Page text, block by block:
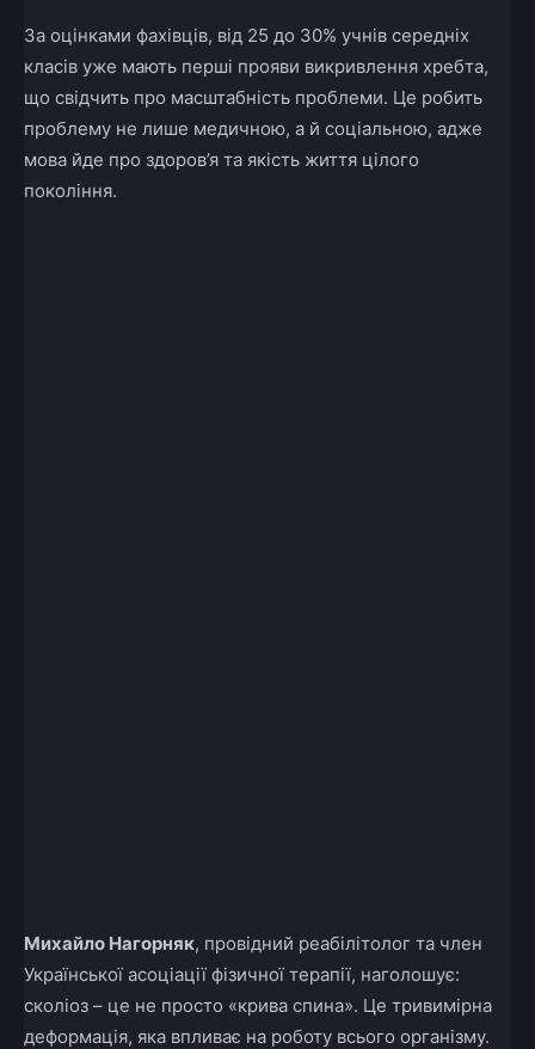
За оцінками фахівців, від 25 до 30% учнів середніх
класів уже мають перші прояви викривлення хребта,
що свідчить про масштабність проблеми. Це робить
проблему не лише медичною, а й соціальною, адже
мова йде про здоров’я та якість життя цілого
покоління.
Михайло Нагорняк, провідний реабілітолог та член
Української асоціації фізичної терапії, наголошує:
сколіоз – це не просто «крива спина». Це тривимірна
деформація, яка впливає на роботу всього організму.